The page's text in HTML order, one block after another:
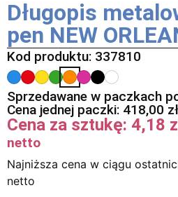
Długopis
pen NEW
Kod produktu: 337810
Sprzedawane w paczkach
Cena jednej paczki: 418,00 zł
Cena za sztukę: 4,18
netto
Najniższa cena w ciągu
netto